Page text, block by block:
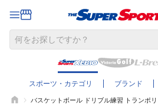
スポーツ・カテゴリ ブランド
バスケットボール ドリブル練習 トランポ